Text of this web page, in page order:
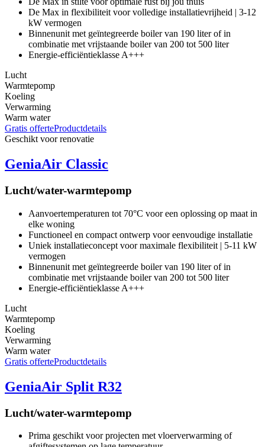
De Max in flexibiliteit voor volledige installatievrijheid | 3-12
kW vermogen
Binnenunit met geïntegreerde boiler van 190 liter of in
combinatie met vrijstaande boiler van 200 tot 500 liter
Energie-efficiëntieklasse A+++
Lucht
Warmtepomp
Koeling
Verwarming
Warm water
Gratis offerteProductdetails
Geschikt voor renovatie
GeniaAir Classic
Lucht/water-warmtepomp
Aanvoertemperaturen tot 70°C voor een oplossing op maat in
elke woning
Functioneel en compact ontwerp voor eenvoudige installatie
Uniek installatieconcept voor maximale flexibiliteit | 5-11 kW
vermogen
Binnenunit met geïntegreerde boiler van 190 liter of in
combinatie met vrijstaande boiler van 200 tot 500 liter
Energie-efficiëntieklasse A+++
Lucht
Warmtepomp
Koeling
Verwarming
Warm water
Gratis offerteProductdetails
GeniaAir Split R32
Lucht/water-warmtepomp
Prima geschikt voor projecten met vloerverwarming of